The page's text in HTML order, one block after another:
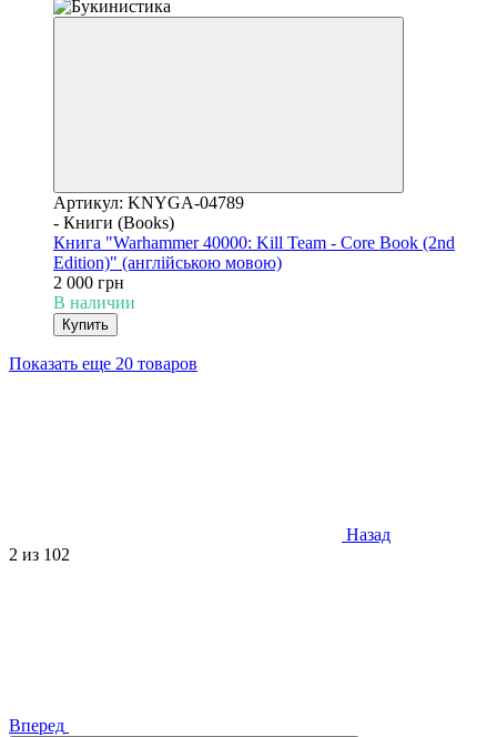
Артикул: KNYGA-04789
- Книги (Books)
Книга "Warhammer 40000: Kill Team - Core Book (2nd
Edition)" (англійською мовою)
2 000 грн
В наличии
Купить
Показать еще 20 товаров
Назад
2 из 102
Вперед